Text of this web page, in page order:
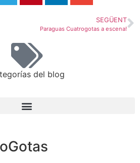
SEGÜENT
Paraguas Cuatrogotas a escena!
del blog